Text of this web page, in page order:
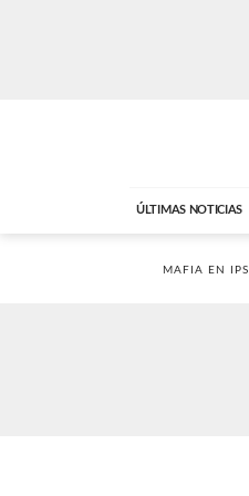
ÚLTIMAS NOTICIAS
MAFIA EN IPS